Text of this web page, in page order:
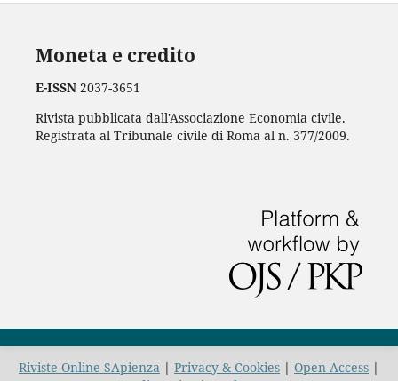
Moneta e credito
E-ISSN2037-3651
Rivista pubblicata dall'Associazione Economia civile.
Registrata al Tribunale civile di Roma al n. 377/2009.
Riviste Online SApienza | Privacy & Cookies | Open Access |